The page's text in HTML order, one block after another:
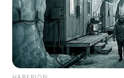
Adorei a idéias do
a criadora …
Marília Nunes há 13